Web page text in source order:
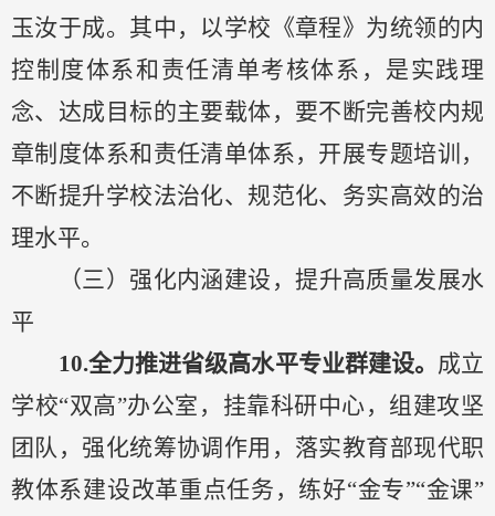
玉汝于成。其中，以学校 《章程》为统领的内
控制度体系和责任清单考核体系，是实践理
念、达成目标的主要载体， 要不断完善校内规
章制度体系和责任清单体系，开展专题培训，
不断提升学校法治化、规范化、务实高效的治
理水平。
（三） 强化内涵建设 ，提升高质量发展水
平
10.全力推进省级高水平专业群建设。 成立
学校“双高”办公室，挂靠科研中心，组建攻坚
团队， 强化统筹协调作用， 落实教育部现代职
教体系建设改革重点任务，练好“金专”“金课”